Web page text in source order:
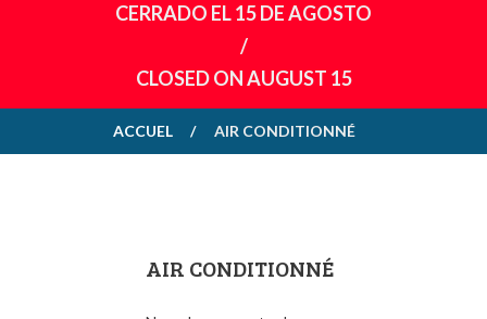
CERRADO EL 15 DE AGOSTO
/
CLOSED ON AUGUST 15
ACCUEL AIR CONDITIONNÉ
AIR CONDITIONNÉ